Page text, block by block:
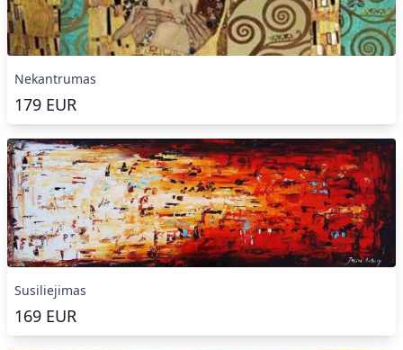
Nekantrumas
179 EUR
Susiliejimas
169 EUR